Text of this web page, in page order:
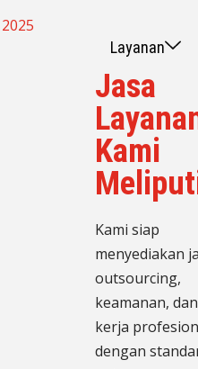
Layanan
Jasa
Kami
Kami siap
menyediakan
outsourcing,
keamanan,
kerja
dengan